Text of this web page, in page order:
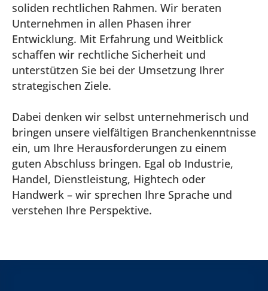
Ihre
Rechtssicherheit
ist
unser
Business.
soliden rechtlichen Rahmen. Wir beraten
Unternehmen in allen Phasen ihrer
Entwicklung. Mit Erfahrung und Weitblick
schaffen wir rechtliche Sicherheit und
unterstützen Sie bei der Umsetzung Ihrer
strategischen Ziele.
Dabei denken wir selbst unternehmerisch und
bringen unsere vielfältigen Branchenkenntnisse
ein, um Ihre Herausforderungen zu einem
guten Abschluss bringen. Egal ob Industrie,
Handel, Dienstleistung, Hightech oder
Handwerk – wir sprechen Ihre Sprache und
verstehen Ihre Perspektive.